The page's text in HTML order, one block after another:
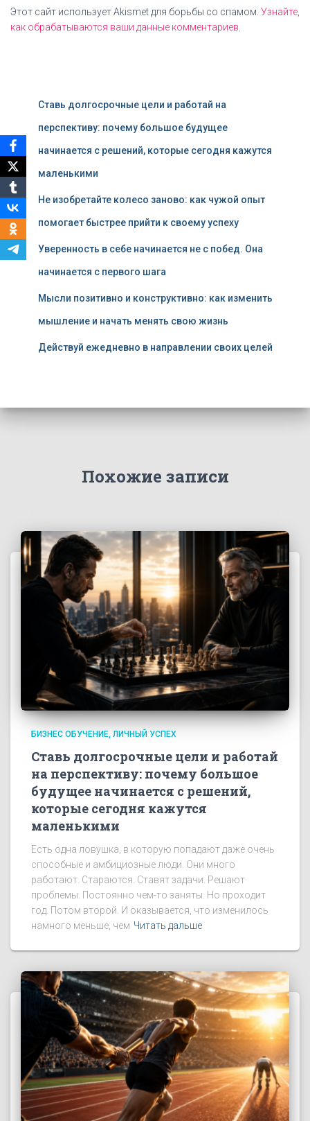
Этот сайт использует Akismet для борьбы со спамом. Узнайте,
как обрабатываются ваши данные комментариев
Ставь долгосрочные цели и работай на
перспективу: почему большое будущее
начинается с решений, которые сегодня кажутся
маленькими
Не изобретайте колесо заново: как чужой опыт
помогает быстрее прийти к своему успеху
Уверенность в себе начинается не с побед. Она
начинается с первого шага
Мысли позитивно и конструктивно: как изменить
мышление и начать менять свою жизнь
Действуй ежедневно в направлении своих целей
Похожие записи
БИЗНЕС ОБУЧЕНИЕ ЛИЧНЫЙ УСПЕХ
Ставь долгосрочные цели и работай
на перспективу: почему большое
будущее начинается с решений,
которые сегодня кажутся
маленькими
Есть одна ловушка, в которую попадают даже очень
способные и амбициозные люди. Они много
работают. Стараются. Ставят задачи. Решают
проблемы. Постоянно чем-то заняты. Но проходит
год. Потом второй. И оказывается, что изменилось
намного меньше, чем Читать дальше